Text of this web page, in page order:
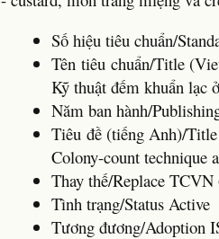
Số hiệu tiêu chuẩn/
Tên tiêu chuẩn/Title
Kỹ thuật đếm khuẩn lạc
Năm ban hành/
Tiêu đề (tiếng Anh)/
Colony-count technique
Thay thế/Replace
Tình trạng/Status Active
Tương đương/Adoption